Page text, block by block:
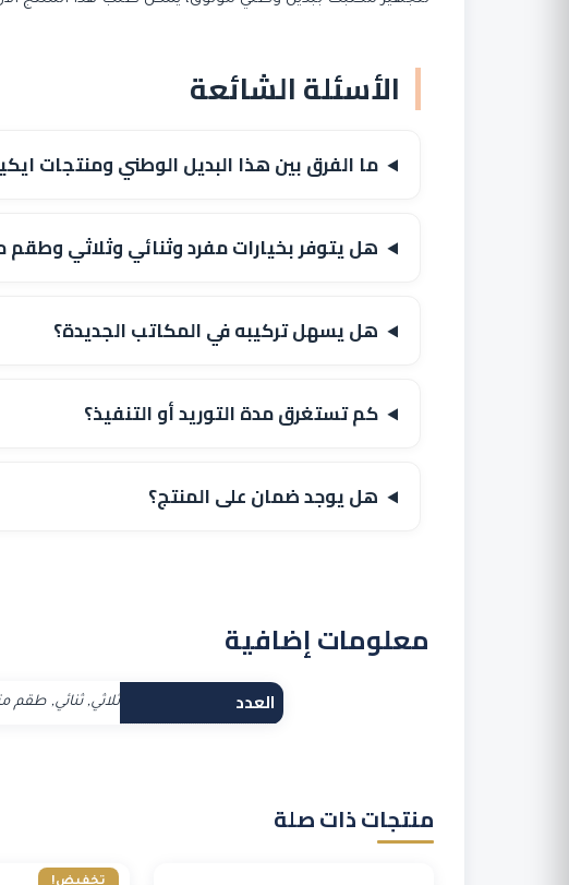
الأسئلة الشائعة
ما الفرق بين هذا البديل الوطني ومنتجات
هل يتوفر بخيارات مفرد وثنائي وثلاثي
هل يسهل تركيبه في المكاتب الجديدة؟
كم تستغرق مدة التوريد أو التنفيذ؟
هل يوجد ضمان على المنتج؟
معلومات إضافية
العدد ثلاثي, ثنائي, طقم متكامل 7 اشخاص
منتجات ذات صلة
تخفيض!